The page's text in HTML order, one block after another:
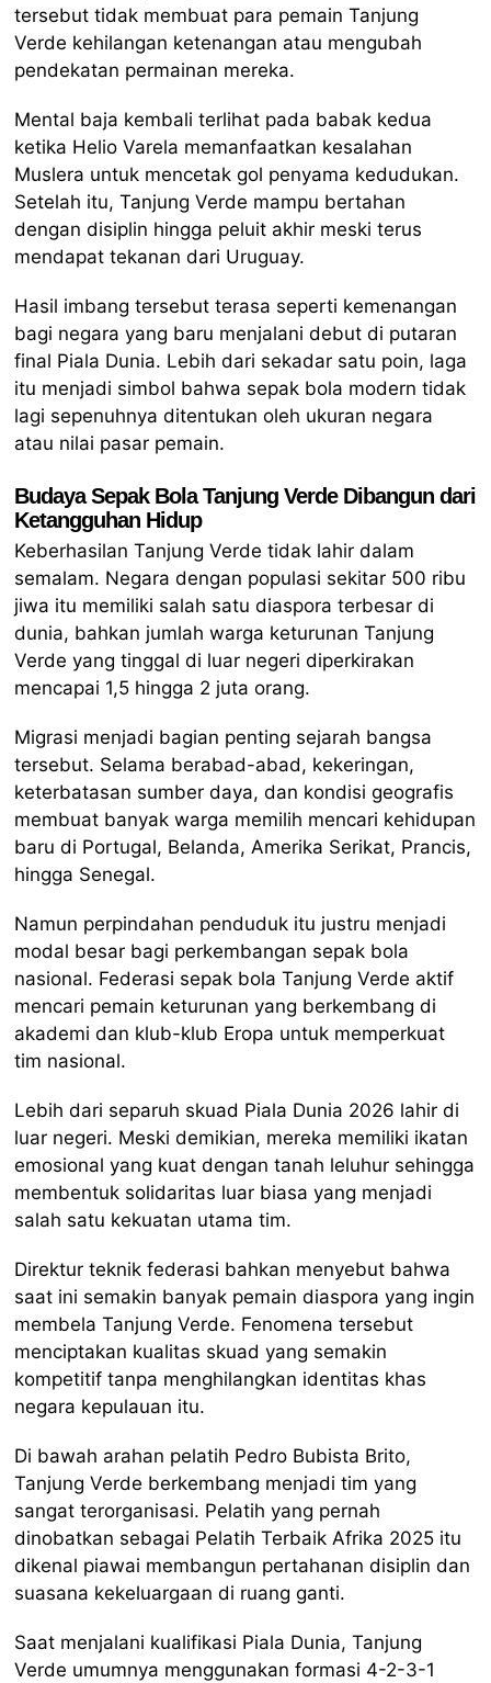
tersebut tidak membuat para pemain Tanjung
Verde kehilangan ketenangan atau mengubah
pendekatan permainan mereka.
Mental baja kembali terlihat pada babak kedua
ketika Helio Varela memanfaatkan kesalahan
Muslera untuk mencetak gol penyama kedudukan.
Setelah itu, Tanjung Verde mampu bertahan
dengan disiplin hingga peluit akhir meski terus
mendapat tekanan dari Uruguay.
Hasil imbang tersebut terasa seperti kemenangan
bagi negara yang baru menjalani debut di putaran
final Piala Dunia. Lebih dari sekadar satu poin, laga
itu menjadi simbol bahwa sepak bola modern tidak
lagi sepenuhnya ditentukan oleh ukuran negara
atau nilai pasar pemain.
Budaya Sepak Bola Tanjung Verde Dibangun dari
Ketangguhan Hidup
Keberhasilan Tanjung Verde tidak lahir dalam
semalam. Negara dengan populasi sekitar 500 ribu
jiwa itu memiliki salah satu diaspora terbesar di
dunia, bahkan jumlah warga keturunan Tanjung
Verde yang tinggal di luar negeri diperkirakan
mencapai 1,5 hingga 2 juta orang.
Migrasi menjadi bagian penting sejarah bangsa
tersebut. Selama berabad-abad, kekeringan,
keterbatasan sumber daya, dan kondisi geografis
membuat banyak warga memilih mencari kehidupan
baru di Portugal, Belanda, Amerika Serikat, Prancis,
hingga Senegal.
Namun perpindahan penduduk itu justru menjadi
modal besar bagi perkembangan sepak bola
nasional. Federasi sepak bola Tanjung Verde aktif
mencari pemain keturunan yang berkembang di
akademi dan klub-klub Eropa untuk memperkuat
tim nasional.
Lebih dari separuh skuad Piala Dunia 2026 lahir di
luar negeri. Meski demikian, mereka memiliki ikatan
emosional yang kuat dengan tanah leluhur sehingga
membentuk solidaritas luar biasa yang menjadi
salah satu kekuatan utama tim.
Direktur teknik federasi bahkan menyebut bahwa
saat ini semakin banyak pemain diaspora yang ingin
membela Tanjung Verde. Fenomena tersebut
menciptakan kualitas skuad yang semakin
kompetitif tanpa menghilangkan identitas khas
negara kepulauan itu.
Di bawah arahan pelatih Pedro Bubista Brito,
Tanjung Verde berkembang menjadi tim yang
sangat terorganisasi. Pelatih yang pernah
dinobatkan sebagai Pelatih Terbaik Afrika 2025 itu
dikenal piawai membangun pertahanan disiplin dan
suasana kekeluargaan di ruang ganti.
Saat menjalani kualifikasi Piala Dunia, Tanjung
Verde umumnya menggunakan formasi 4-2-3-1